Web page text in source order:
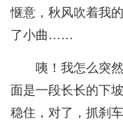
惬意，秋风吹着我
了小曲……
咦！我怎么突
面是一段长长的下
稳住，对了，抓刹